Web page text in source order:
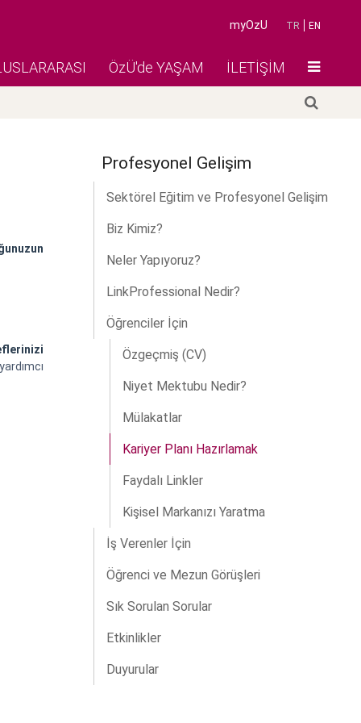
TR EN
myOzU
ÖzÜ'de YAŞAM İLETİŞİM
Profesyonel Gelişim
Sektörel Eğitim ve Profesyonel Gelişim
Biz Kimiz?
Neler Yapıyoruz?
LinkProfessional Nedir?
Öğrenciler İçin
Özgeçmiş (CV)
Niyet Mektubu Nedir?
Mülakatlar
Kariyer Planı Hazırlamak
Faydalı Linkler
Kişisel Markanızı Yaratma
İş Verenler İçin
Öğrenci ve Mezun Görüşleri
Sık Sorulan Sorular
Etkinlikler
Duyurular